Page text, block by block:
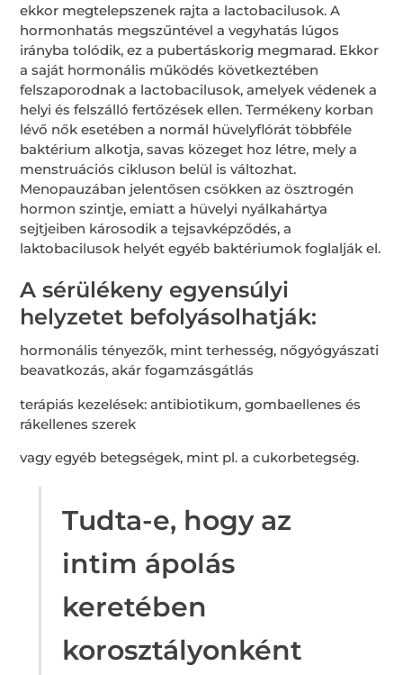
ekkor megtelepszenek rajta a lactobacilusok. A
hormonhatás megszűntével a vegyhatás lúgos
irányba tolódik, ez a pubertáskorig megmarad. Ekkor
a saját hormonális működés következtében
felszaporodnak a lactobacilusok, amelyek védenek a
helyi és felszálló fertőzések ellen. Termékeny korban
lévő nők esetében a normál hüvelyflórát többféle
baktérium alkotja, savas közeget hoz létre, mely a
menstruációs cikluson belül is változhat.
Menopauzában jelentősen csökken az ösztrogén
hormon szintje, emiatt a hüvelyi nyálkahártya
sejtjeiben károsodik a tejsavképződés, a
laktobacilusok helyét egyéb baktériumok foglalják el.
A sérülékeny egyensúlyi
helyzetet befolyásolhatják:
hormonális tényezők, mint terhesség, nőgyógyászati
beavatkozás, akár fogamzásgátlás
terápiás kezelések: antibiotikum, gombaellenes és
rákellenes szerek
vagy egyéb betegségek, mint pl. a cukorbetegség.
Tudta-e, hogy az
intim ápolás
keretében
korosztályonként